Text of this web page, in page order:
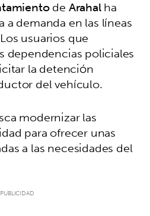
deArahalha
a demanda en las líneas
usuarios que
dependencias policiales
la detención
del vehículo.
modernizar las
para ofrecer unas
a las necesidades del